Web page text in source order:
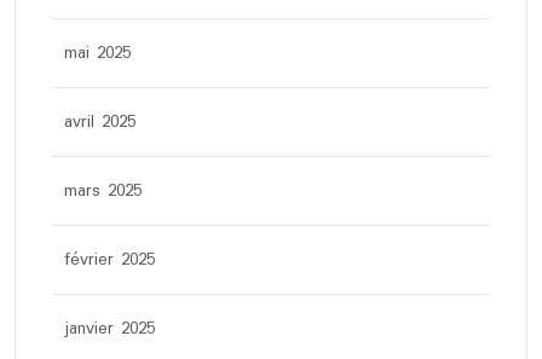
mai 2025
avril 2025
mars 2025
février 2025
janvier 2025